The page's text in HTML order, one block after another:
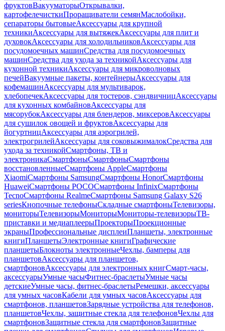
фруктовВакууматорыОткрывалки,
картофелечисткиПроращиватели семянМаслобойки,
сепараторы бытовыеАксессуары для крупной
техникиАксессуары для вытяжекАксессуары для плит и
духовокАксессуары для холодильниковАксессуары для
посудомоечных машинСредства для посудомоечных
машинСредства для ухода за техникойАксессуары для
кухонной техникиАксессуары для микроволновых
печейВакуумные пакеты, контейнерыАксессуары для
кофемашинАксессуары для мультиварок,
хлебопечекАксессуары для тостеров, сэндвичницАксессуары
для кухонных комбайновАксессуары для
мясорубокАксессуары для блендеров, миксеровАксессуары
для сушилок овощей и фруктовАксессуары для
йогуртницАксессуары для аэрогрилей,
электрогрилейАксессуары для соковыжималокСредства для
ухода за техникойСмартфоны, ТВ и
электроникаСмартфоныСмартфоныСмартфоны
восстановленныеСмартфоны AppleСмартфоны
XiaomiСмартфоны SamsungСмартфоны HonorСмартфоны
HuaweiСмартфоны POCOСмартфоны InfinixСмартфоны
TecnoСмартфоны RealmeСмартфоны Samsung Galaxy S26
seriesКнопочные телефоныСкладные смартфоныТелевизоры,
мониторыТелевизорыМониторыМониторы-телевизорыТВ-
приставки и медиаплеерыПроекторыПроекционные
экраныПрофессиональные дисплеиПланшеты, электронные
книгиПланшетыЭлектронные книгиГрафические
планшетыБлокноты электронныеЧехлы, бамперы для
планшетовАксессуары для планшетов,
смартфоновАксессуары для электронных книгСмарт-часы,
аксессуарыУмные часыФитнес-браслетыУмные часы
детскиеУмные часы, фитнес-браслетыРемешки, аксессуары
для умных часовКабели для умных часовАксессуары для
смартфонов, планшетовЗарядные устройства для телефонов,
планшетовЧехлы, защитные стекла для телефоновЧехлы для
смартфоновЗащитные стекла для смартфоновЗащитные